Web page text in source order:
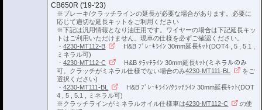
CB650R ('19-'23)
※ブレーキ/クラッチラインの延長が必要な場合があります。必要に
応じて適切な延長キットをご利用ください
※下記は汎用情報となり油圧用です。ワイヤーの場合は下記延長キッ
トはご利用いただけません。現車の仕様を必ずご確認ください。
・4230-MT112-B
H&B ﾌﾞﾚｰｷﾗｲﾝ 30mm延長ｷｯﾄ(DOT4 , 5 , 5.1 ,
ミネラル可)
・4230-MT112-C
H&B ｸﾗｯﾁﾗｲﾝ 30mm延長ｷｯﾄ(ミネラルのみ
可。クラッチがミネラル仕様でない場合のみ4230-MT111-BL
をご
選択ください)
・4230-MT111-BL
H&B ﾌﾞﾚｰｷﾗｲﾝ/ｸﾗｯﾁﾗｲﾝ 30mm延長ｷｯﾄ(DOT
4 , 5 , 5.1 , ミネラル可)
※クラッチラインがミネラルオイル仕様車は4230-MT112-C
の使